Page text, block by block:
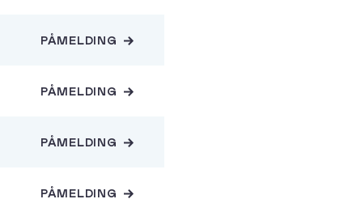
PÅMELDING
PÅMELDING
PÅMELDING
PÅMELDING